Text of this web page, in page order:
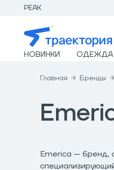
PEAK
НОВИНКИ ОДЕЖДА
Главная Бренды
Emerica — бренд,